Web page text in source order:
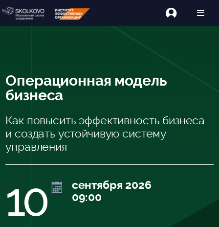
Операционная модель
бизнеса
Как повысить эффективность бизнеса
и создать устойчивую систему
управления
10
сентября 2026
09:00